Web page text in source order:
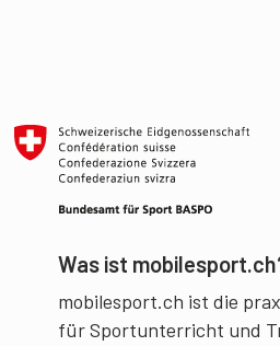
Was ist
mobilesport.ch ist die
für Sportunterricht und